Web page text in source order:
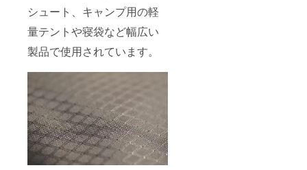
シュート、キャンプ用の軽
量テントや寝袋など幅広い
製品で使用されています。